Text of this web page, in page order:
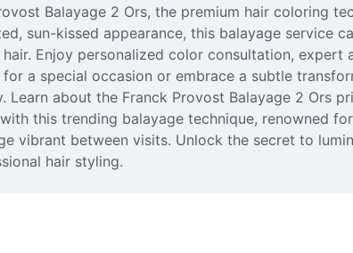
Balayage 2 Ors, the premium hair coloring
sun-kissed appearance, this balayage service
Enjoy personalized color consultation,
a special occasion or embrace a subtle
about the Franck Provost Balayage 2 Ors
this trending balayage technique, renowned
vibrant between visits. Unlock the secret to
hair styling.